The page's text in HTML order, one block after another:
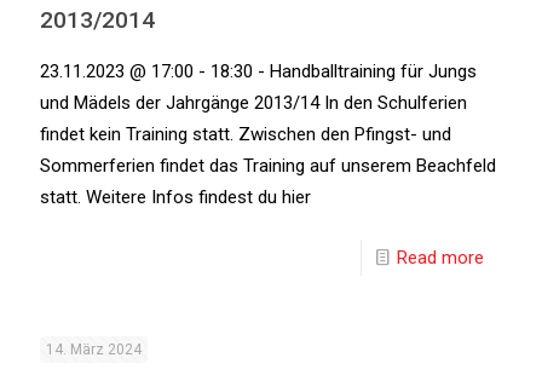
2013/2014
23.11.2023 @ 17:00 - 18:30 - Handballtraining für Jungs
und Mädels der Jahrgänge 2013/14 In den Schulferien
findet kein Training statt. Zwischen den Pfingst- und
Sommerferien findet das Training auf unserem Beachfeld
statt. Weitere Infos findest du hier
Read more
14. März 2024